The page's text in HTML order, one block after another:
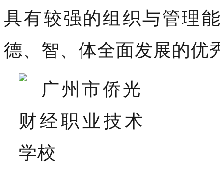
具有较强的组织与管理
德、智、体全面发展的优